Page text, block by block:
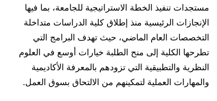
مستجدات تنفيذ الخطة الاستراتيجية للجامعة، بما فيها
الإنجازات الرئيسية منذ إطلاق كلية الدراسات متداخلة
التخصصات العام الماضي، حيث تهدف البرامج التي
تطرحها الكلية إلى منح الطلبة خيارات أوسع في العلوم
النظرية والتطبيقية التي تزودهم بالمعرفة الأكاديمية
والمهارات العملية لتمكينهم من الالتحاق بسوق العمل.